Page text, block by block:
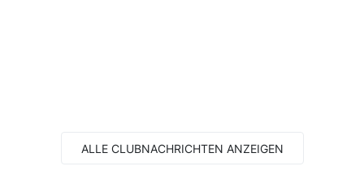
ALLE CLUBNACHRICHTEN ANZEIGEN